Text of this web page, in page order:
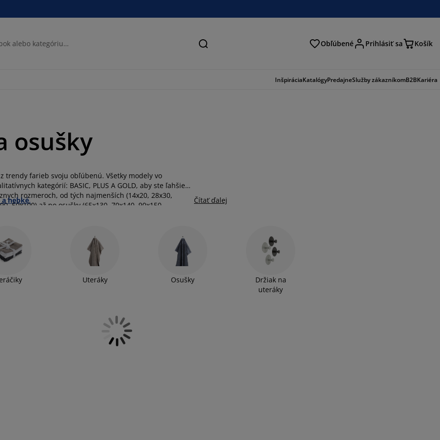
Hľadať Obľúbené Prihlásiť sa Košík
InšpiráciaKatalógyPredajneSlužby zákazníkomB2BKariéra
osušky
trendy farieb svoju obľúbenú. Všetky modely vo
kategórií: BASIC, PLUS A GOLD, aby ste ľahšie
rozmeroch, od tých najmenších (14x20, 28x30,
50x100) až po osušky (65x130, 70x140, 90x150,
hebké. Čítať ďalej
Uteráky Osušky
Držiak na
uteráky